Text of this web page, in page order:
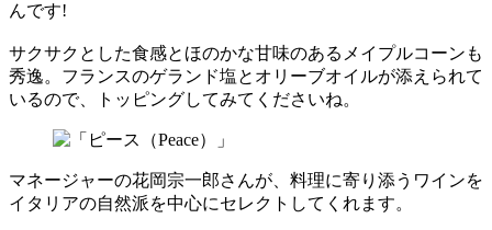
んです!
サクサクとした食感とほのかな甘味のあるメイプルコーンも
秀逸。フランスのゲランド塩とオリーブオイルが添えられて
いるので、トッピングしてみてくださいね。
マネージャーの花岡宗一郎さんが、料理に寄り添うワインを
イタリアの自然派を中心にセレクトしてくれます。